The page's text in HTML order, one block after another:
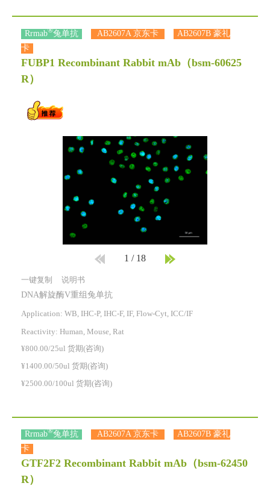
Rrmab®兔单抗 AB2607A 京东卡
AB2607B 豪礼
卡
FUBP1 Recombinant Rabbit mAb （bsm-60625
R）
1 / 18
一键复制 说明书
DNA解旋酶V重组兔单抗
Application: WB, IHC-P, IHC-F, IF, Flow-Cyt, ICC/IF
Reactivity: Human, Mouse, Rat
¥800.00/25ul 货期(咨询)
¥1400.00/50ul 货期(咨询)
¥2500.00/100ul 货期(咨询)
Rrmab®兔单抗 AB2607A 京东卡
AB2607B 豪礼
卡
GTF2F2 Recombinant Rabbit mAb （bsm-62450
R）